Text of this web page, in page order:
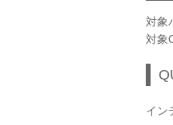
対象
対象
イン